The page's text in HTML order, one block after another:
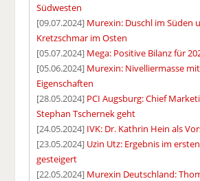
Südwesten
[09.07.2024] Murexin: Duschl im Süden
Kretzschmar im Osten
[05.07.2024] Mega: Positive Bilanz für
[05.06.2024] Murexin: Nivelliermasse
Eigenschaften
[28.05.2024] PCI Augsburg: Chief
Stephan Tschernek geht
[24.05.2024] IVK: Dr. Kathrin Hein als
[23.05.2024] Uzin Utz: Ergebnis im
gesteigert
[22.05.2024] Murexin Deutschland: